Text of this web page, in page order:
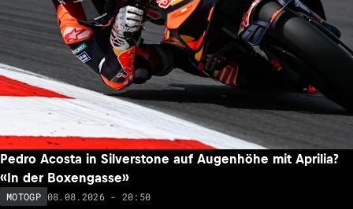
Pedro Acosta in Silverstone auf Augenhöhe mit Aprilia?
«In der Boxengasse»
MOTOGP 08.08.2026 - 20:50